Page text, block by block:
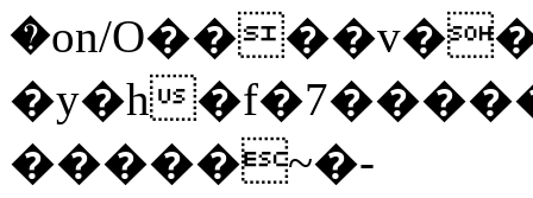
�on/
�y�h
�����~�-